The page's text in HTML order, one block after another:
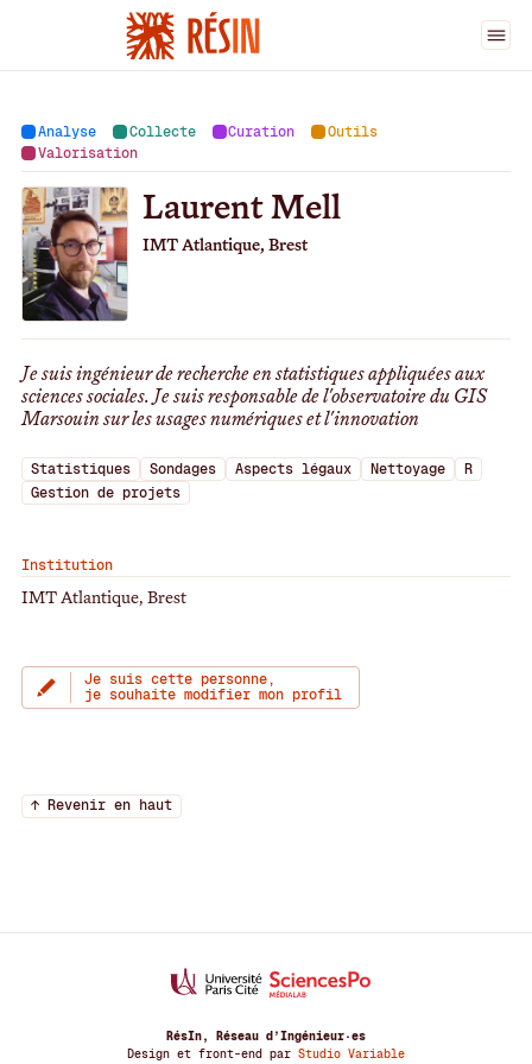
Laurent Mell
Analyse Collecte Curation
Outils
Valorisation
Laurent Mell
IMT Atlantique, Brest
Je suis ingénieur de recherche en statistiques appliquées aux
sciences sociales. Je suis responsable de l'observatoire du GIS
Marsouin sur les usages numériques et l'innovation
Statistiques Sondages Aspects légaux Nettoyage
R
Gestion de projets
Institution
IMT Atlantique, Brest
Je suis cette personne,
je souhaite modifier mon profil
↑ Revenir en haut
RésIn, Réseau d’Ingénieur·es
Design et front-end par Studio Variable